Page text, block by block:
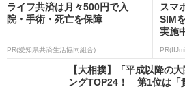
ライフ共済は月々500円で入
院・手術・死亡を保障
PR(愛知県共済生活協同組合)
スマ
SIM
実施
【大相撲】「平成以降の
ングTOP24！ 第1位は「